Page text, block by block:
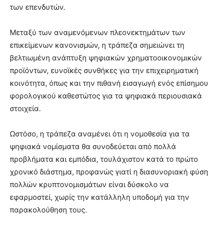
των επενδυτών.
Μεταξύ των αναμενόμενων πλεονεκτημάτων των
επικείμενων κανονισμών, η τράπεζα σημειώνει τη
βελτιωμένη ανάπτυξη ψηφιακών χρηματοοικονομικών
προϊόντων, ευνοϊκές συνθήκες για την επιχειρηματική
κοινότητα, όπως και την πιθανή εισαγωγή ενός επίσημου
φορολογικού καθεστώτος για τα ψηφιακά περιουσιακά
στοιχεία.
Ωστόσο, η τράπεζα αναμένει ότι η νομοθεσία για τα
ψηφιακά νομίσματα θα συνοδεύεται από πολλά
προβλήματα και εμπόδια, τουλάχιστον κατά το πρώτο
χρονικό διάστημα, προφανώς γιατί η διασυνοριακή φύση
πολλών κρυπτονομισμάτων είναι δύσκολο να
εφαρμοστεί, χωρίς την κατάλληλη υποδομή για την
παρακολούθηση τους.